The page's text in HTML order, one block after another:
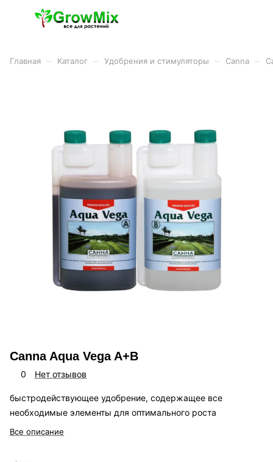
Главная Каталог Удобрения и стимуляторы Canna
Canna Aqua Vega A+B
0 Нет отзывов
быстродействующее удобрение, содержащее все
необходимые элементы для оптимального роста
Все описание